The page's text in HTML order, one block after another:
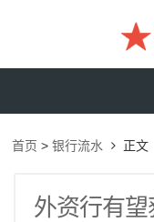
工资流水
首页 >银行流水 正文
外资行有